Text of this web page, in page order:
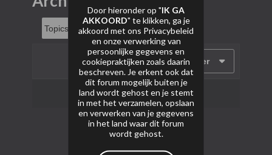
Filter
Geen onderwerpen gevonden.
Door hieronder op "IK GA
AKKOORD" te klikken, ga je
akkoord met ons Privacybeleid
en onze verwerking van
persoonlijke gegevens en
cookiepraktijken zoals daarin
beschreven. Je erkent ook dat
dit forum mogelijk buiten je
land wordt gehost en je stemt
in met het verzamelen, opslaan
en verwerken van je gegevens
in het land waar dit forum
wordt gehost.